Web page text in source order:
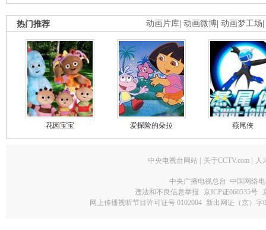
动画片库 动画微博 动画梦工场
热门推荐
花园宝宝 爱探险的朵拉 燕尾侠
中央电视台网站 关于CCTV.com 人
中央广播电视总台 中国网络
违法和不良信息举报
京ICP证060535号
网上传播视听节目许可证号 0102004 新出网证（京）